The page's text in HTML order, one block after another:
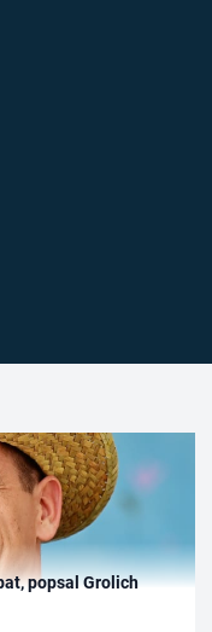
popsal Grolich